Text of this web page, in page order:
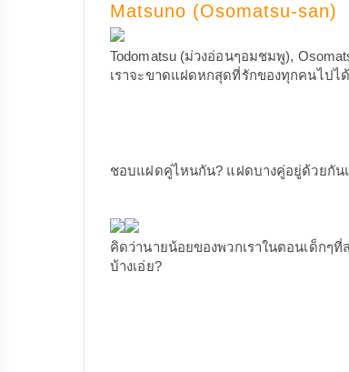
Matsuno (Osomatsu-san)
Todomatsu (ม่วงอ่อนๆอมชมพู),
เราจะขาดแฝดหกสุดที่รักของทุกคนไปไ
ชอบแฝดคู่ไหนกัน? แฝดบางคู่อยู่ด้วยกัน
คิดว่านายน้อยของพวกเราในตอนเด็กๆ
บ้างเอ่ย?